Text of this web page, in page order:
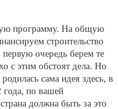
программу. На общую
строительство
очередь берем те
с этим обстоят дела. Но
сама идея здесь, в
года, по вашей
должна быть за это